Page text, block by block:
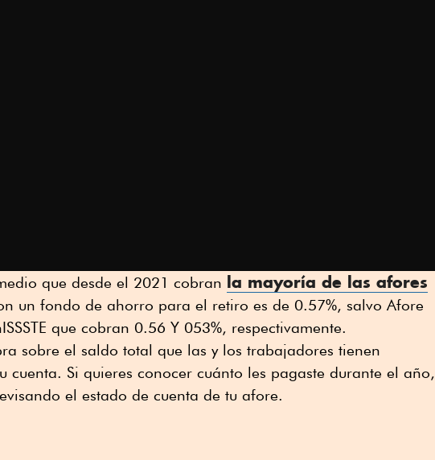
que desde el 2021 cobran la mayoría de las afores
un fondo de ahorro para el retiro es de 0.57%, salvo Afore
que cobran 0.56 Y 053%, respectivamente.
sobre el saldo total que las y los trabajadores tienen
cuenta. Si quieres conocer cuánto les pagaste durante el año,
el estado de cuenta de tu afore.